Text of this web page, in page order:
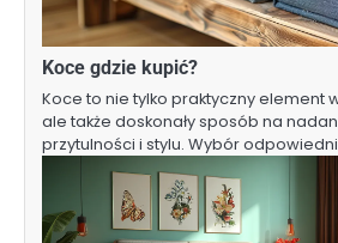
Koce gdzie kupić?
Koce to nie tylko praktyczny element
ale także doskonały sposób na
przytulności i stylu. Wybór